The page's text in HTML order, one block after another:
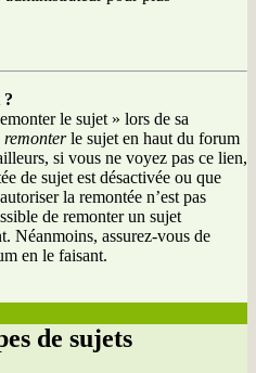
le sujet » lors de sa
remonterle sujet en haut du forum
si vous ne voyez pas ce lien,
de sujet est désactivée ou que
la remontée n’est pas
de remonter un sujet
Néanmoins, assurez-vous de
en le faisant.
de sujets